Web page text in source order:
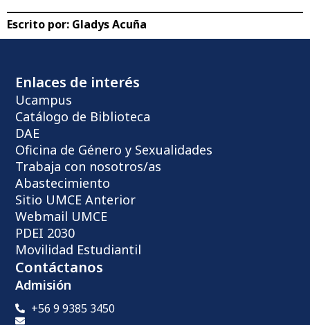
Escrito por: Gladys Acuña
Enlaces de interés
Ucampus
Catálogo de Biblioteca
DAE
Oficina de Género y Sexualidades
Trabaja con nosotros/as
Abastecimiento
Sitio UMCE Anterior
Webmail UMCE
PDEI 2030
Movilidad Estudiantil
Contáctanos
Admisión
+56 9 9385 3450